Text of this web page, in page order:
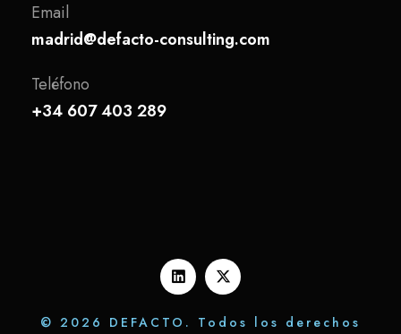
Email
madrid@defacto-consulting.com
Teléfono
+34 607 403 289
© 2026 DEFACTO. Todos los derechos